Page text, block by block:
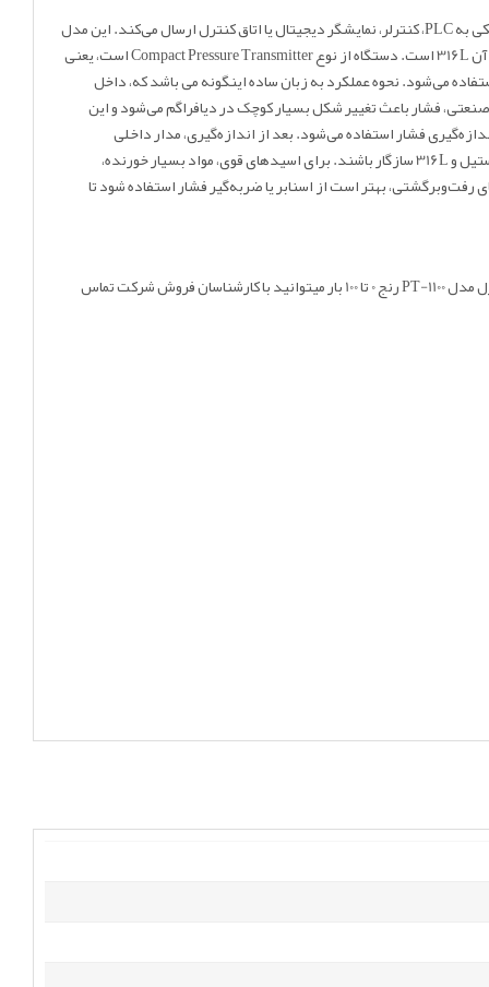
دلتا کنترل مدل PT-1100 رنج 0 تا 100 بار یک ترانسمیتر فشار صنعتی کامپکت با خروجی 4–20 mA است، یعنی دستگاه فشار را به صورت جریان الکتریکی به PLC، کنترلر، نمایشگر دیجیتال یا اتاق کنترل ارسال می‌کند. این مدل
برای اندازه‌گیری فشار مایعات و گازهای سازگار با استنلس استیل استفاده می‌شود. اتصال آن 1/4 NPT، دقت آن 0.5%، جنس بدنه استنلس استیل و جنس اتصال آن 316L است. دستگاه از نوع Compact Pressure Transmitter است، یعنی
می‌شود. نحوه عملکرد به زبان ساده اینگونه می باشد که، داخل
فشار باعث تغییر شکل بسیار کوچک در دیافراگم می‌شود و این
فشار استفاده می‌شود. بعد از اندازه‌گیری، مدار داخلی
استنلس استیل و 316L سازگار باشند. برای اسیدهای قوی، مواد بسیار خورنده،
بهتر است از اسنابر یا ضربه‌گیر فشار استفاده شود تا
اقدام نموده و همچنین برای استعلام قیمت ترانسمیتر فشار دلتا کنترل مدل PT-1100 رنج 0 تا 100 بار میتوانید با کارشناسان فروش شرکت تماس